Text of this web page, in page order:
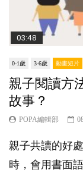
03:48
0-1歲 3-6歲 動畫短片
親子閱讀方
故事？
POPA編輯部
親子共讀的好
時，會用書面